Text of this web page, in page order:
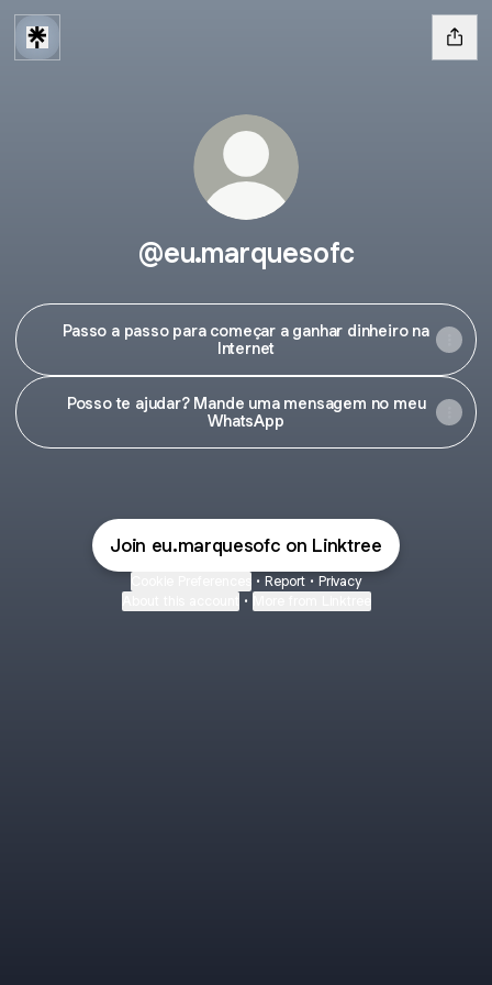
@eu.marquesofc
Passo a passo para começar a ganhar dinheiro na
Internet
Posso te ajudar? Mande uma mensagem no meu
WhatsApp
Join eu.marquesofc on Linktree
• Report • Privacy
•